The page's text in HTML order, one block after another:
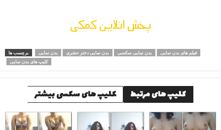
پخش انلاین کمکی
برچسب ها بدن نمایی بدن نمایی دختر حشری بدن نمایی سکسی
فیلم های بدن نمایی
کلیپ های بدن نمایی
کلیپ های مرتبط کلیپ های سکسی بیشتر